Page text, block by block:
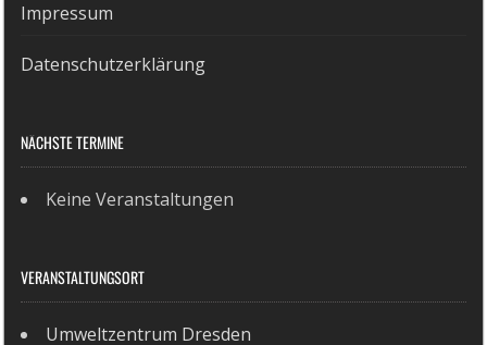
Impressum
Datenschutzerklärung
NÄCHSTE TERMINE
Keine Veranstaltungen
VERANSTALTUNGSORT
Umweltzentrum Dresden